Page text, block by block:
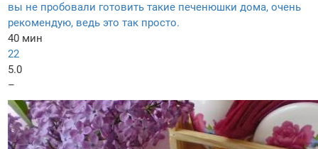
вы не пробовали готовить такие печенюшки дома, очень
рекомендую, ведь это так просто.
40 мин
22
5.0
–